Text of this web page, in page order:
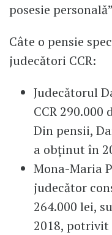
posesie
Câte o pensie
judecători CCR:
Judecătorul
CCR
Din pensii,
a obținut în
Mona-Maria
judecător
264.000 lei,
2018, potrivit